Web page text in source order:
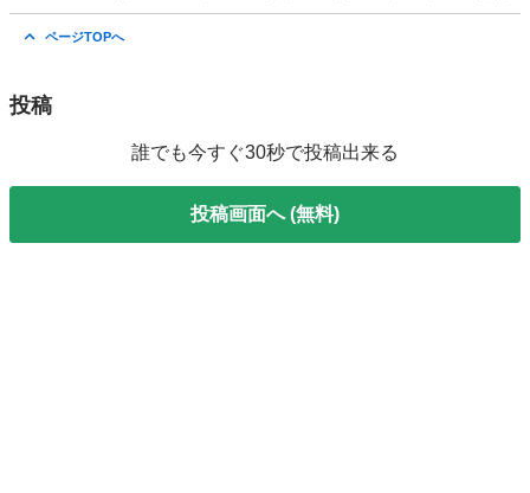
ページTOPへ
投稿
誰でも今すぐ30秒で投稿出来る
投稿画面へ (無料)